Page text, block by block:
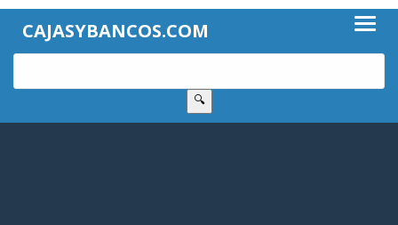
CAJASYBANCOS.COM
🔍